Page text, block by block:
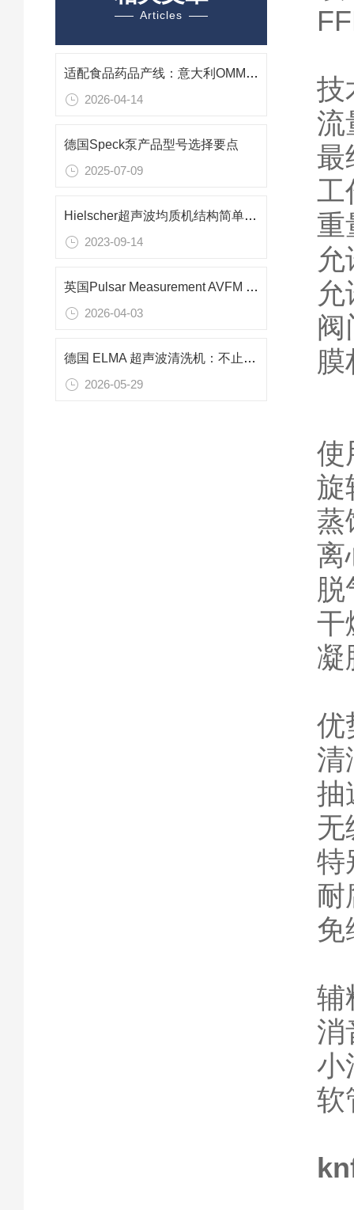
Articles
适配食品药品产线：意大利OMMER BVS 10 干式真空泵性能与应用
2026-04-14
德国Speck泵产品型号选择要点
2025-07-09
Hielscher超声波均质机结构简单，操作方便
2023-09-14
英国Pulsar Measurement AVFM 6.1 多普勒流量计：污水处理行业精准监测方案
2026-04-03
德国 ELMA 超声波清洗机：不止清洁，空化技术多元应用解析
2026-05-29
技
流
最
工
重
阀
膜
使
旋
蒸
离
脱
干
凝
优
清
抽
无
特
耐
免
辅
消
小
软